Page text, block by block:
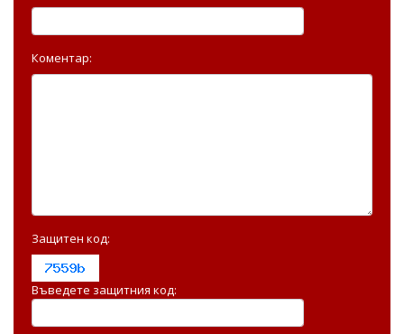
Коментар:
Защитен код:
Въведете защитния код: